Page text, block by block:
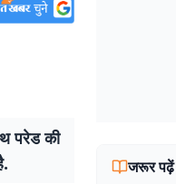
परेड की
जरूर पढ़ें